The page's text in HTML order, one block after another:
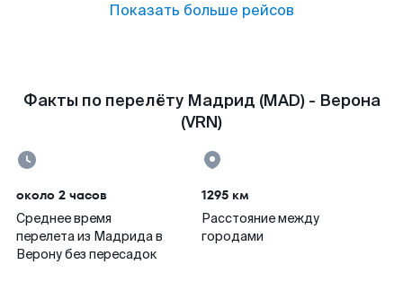
Показать больше рейсов
Факты по перелёту Мадрид (MAD) - Верона
(VRN)
около 2 часов
Среднее время
перелета из Мадрида в
Верону без пересадок
1295 км
Расстояние между
городами